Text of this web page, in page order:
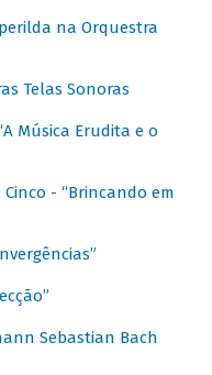
na Orquestra
Telas Sonoras
Música Erudita e o
- “Brincando em
Sebastian Bach